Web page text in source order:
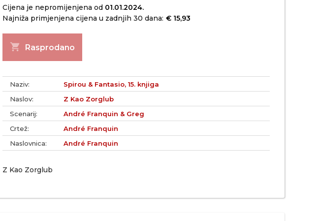
Cijena je nepromijenjena od 01.01.2024.
Najniža primjenjena cijena u zadnjih 30 dana: € 15,93
shopping_cart Rasprodano
Naziv:
Spirou & Fantasio, 15. knjiga
Naslov:
Z Kao Zorglub
Scenarij:
André Franquin & Greg
Crtež:
André Franquin
Naslovnica:
André Franquin
Z Kao Zorglub